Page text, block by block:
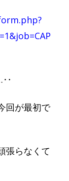
回が最初で
張らなくて